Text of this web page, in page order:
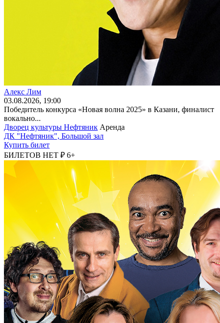
Алекс Лим
03.08.2026, 19:00
Победитель конкурса «Новая волна 2025» в Казани, финалист
вокально...
Дворец культуры Нефтяник Аренда
ДК "Нефтяник", Большой зал
Купить билет
БИЛЕТОВ НЕТ ₽ 6+